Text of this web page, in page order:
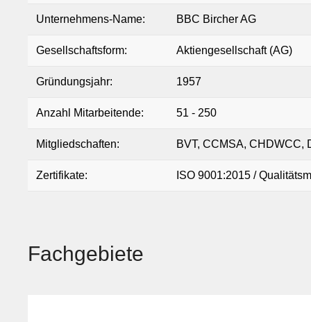
Unternehmens-Name: BBC Bircher AG
Gesellschaftsform: Aktiengesellschaft (AG)
Gründungsjahr: 1957
Anzahl Mitarbeitende: 51 - 250
Mitgliedschaften: BVT, CCMSA, CHDWCC,
Zertifikate: ISO 9001:2015 /
Fachgebiete